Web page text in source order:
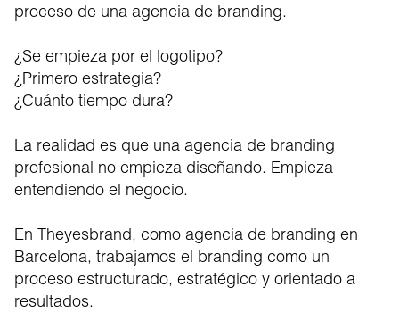
proceso de una agencia de branding.
¿Se empieza por el logotipo?
¿Primero estrategia?
¿Cuánto tiempo dura?
La realidad es que una agencia de branding
profesional no empieza diseñando. Empieza
entendiendo el negocio.
En Theyesbrand, como agencia de branding en
Barcelona, trabajamos el branding como un
proceso estructurado, estratégico y orientado a
resultados.